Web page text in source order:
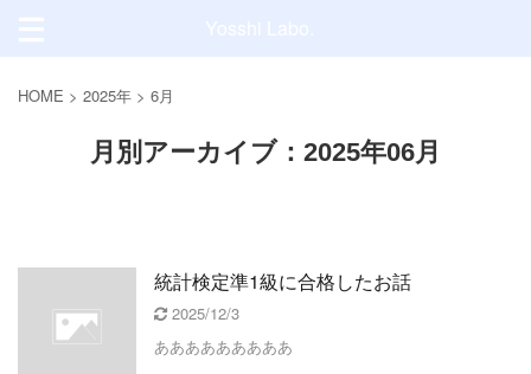
HOME > 2025年 > 6月
月別アーカイブ：2025年06月
統計検定準1級に合格したお話
2025/12/3
あああああああああ